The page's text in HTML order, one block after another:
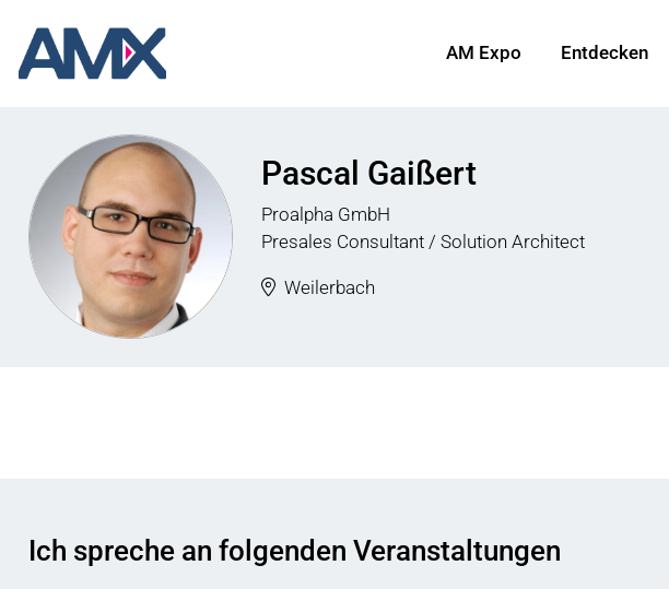
AM Expo Entdecken
Pascal Gaißert
Proalpha GmbH
Presales Consultant / Solution Architect
Weilerbach
Ich spreche an folgenden Veranstaltungen